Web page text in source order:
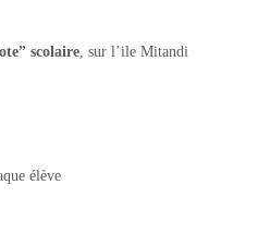
scolaire , sur l’ile Mitandi
élève